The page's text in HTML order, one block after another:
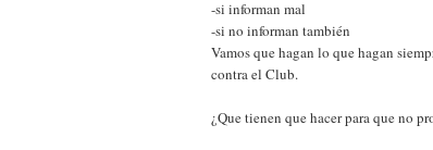
-si informan mal
-si no informan también
Vamos que hagan lo que hagan
contra el Club.
¿Que tienen que hacer para que no